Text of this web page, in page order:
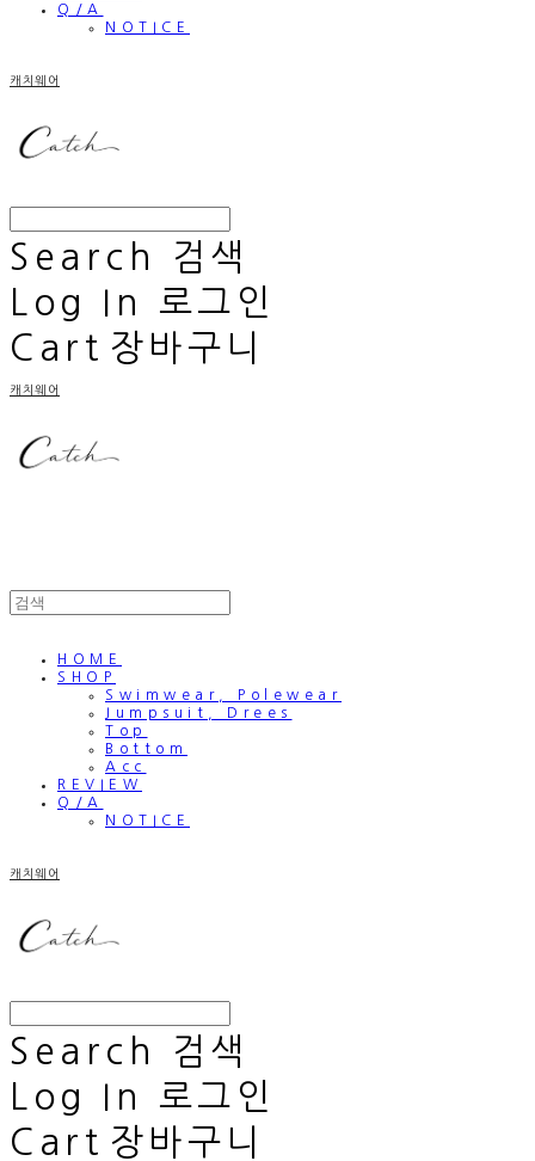
Q/A
NOTICE
캐치웨어
Search
검색
Log In
로그인
Cart 장바구니
캐치웨어
HOME
SHOP
Swimwear, Polewear
Jumpsuit, Drees
Top
Bottom
Acc
REVIEW
Q/A
NOTICE
캐치웨어
Search
검색
Log In
로그인
Cart 장바구니